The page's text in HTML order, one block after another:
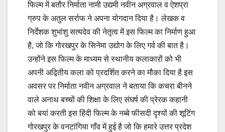
फिल्म में बतौर निर्माता नामी उद्यमी नवीन अग्रवाल व ऐशप्रा
ग्रुप के अतुल सर्राफ ने अपना योगदान दिया है। लेखक व
निर्देशक शुभांशु सत्यदेव की नेतृत्व में इस फिल्म का निर्माण हुआ
है, जो कि गोरखपुर के सिनेमा उद्योग के लिए गर्व की बात है।
उन्होंने इस फिल्म के माध्यम से स्थानीय कलाकारों को भी
अपनी अद्वितीय कला को प्रदर्शित करने का मौका दिया है इस
अवसर पर निर्माता नवीन अग्रवाल ने बताया कि कचरा बीनने
वाले अनाथ बच्चों की शिक्षा के लिए संघर्ष की प्रेरक कहानी
को बयां करती इस हिंदी फिल्म के नब्बे फीसदी दृश्यों की शूटिंग
गोरखपुर के वनटांगिया गाँव में हुई है जो कि हमारे उत्तर प्रदेश